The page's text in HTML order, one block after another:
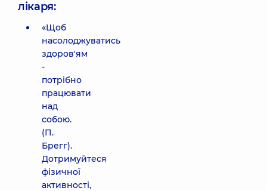
лікаря:
«Щоб
насолоджуватись
здоров'ям
-
потрібно
працювати
над
собою.
(П.
Брегг).
Дотримуйтеся
фізичної
активності,